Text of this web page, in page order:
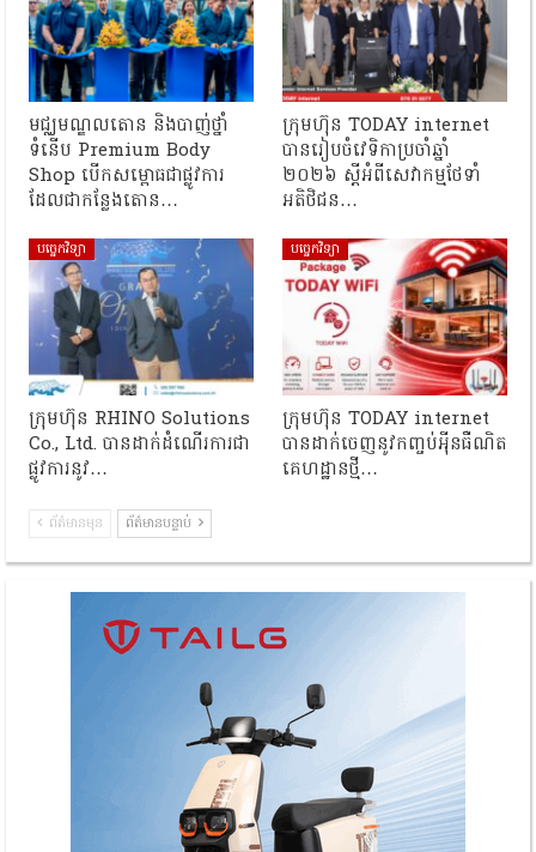
មជ្ឈមណ្ឌលតោន និងបាញ់ថ្នាំ
ទំនើប Premium Body
Shop បើកសម្ពោធជាផ្លូវការ
ដែលជាកន្លែងតោន​​…
ក្រុមហ៊ុន TODAY internet
បានរៀបចំវេទិកាប្រចាំឆ្នាំ
២០២៦ ស្ដីអំពីសេវាកម្មថែទាំ
អតិថិជន…
បច្ចេកវិទ្យា
ក្រុមហ៊ុន RHINO Solutions
Co., Ltd. បានដាក់ដំណើរការជា
ផ្លូវការនូវ…
បច្ចេកវិទ្យា
ក្រុមហ៊ុន TODAY internet
បានដាក់ចេញនូវកញ្ចប់អុីនធឺណិត
គេហដ្ឋានថ្មី…
ព័ត៌មានមុន ព័ត៌មានបន្ទាប់